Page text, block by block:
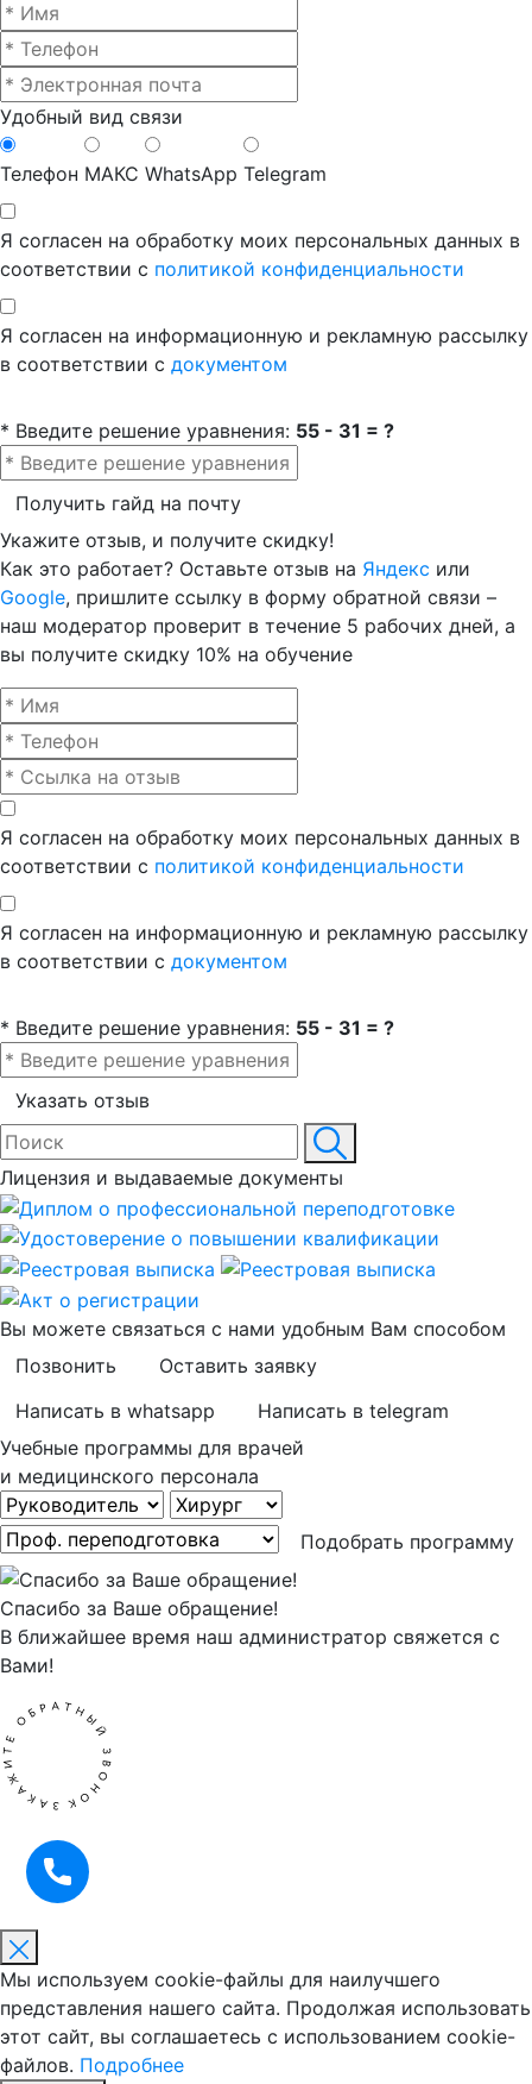
Удобный вид связи
Телефон МАКС WhatsApp Telegram
Я согласен на обработку моих персональных данных в
соответствии с политикой конфиденциальности
Я согласен на информационную и рекламную рассылку
в соответствии с документом
* Введите решение уравнения: 55 - 31 = ?
Получить гайд на почту
Укажите отзыв, и получите скидку!
Как это работает? Оставьте отзыв на Яндекс или
Google, пришлите ссылку в форму обратной связи –
наш модератор проверит в течение 5 рабочих дней, а
вы получите скидку 10% на обучение
Я согласен на обработку моих персональных данных в
соответствии с политикой конфиденциальности
Я согласен на информационную и рекламную рассылку
в соответствии с документом
* Введите решение уравнения: 55 - 31 = ?
Указать отзыв
Лицензия и выдаваемые документы
Вы можете связаться с нами удобным Вам способом
Позвонить
Оставить заявку
Написать в whatsapp
Написать в telegram
Учебные программы для врачей
и медицинского персонала
Подобрать программу
Спасибо за Ваше обращение!
В ближайшее время наш администратор свяжется с
Вами!
Мы используем cookie-файлы для наилучшего
представления нашего сайта. Продолжая использовать
этот сайт, вы соглашаетесь с использованием cookie-
файлов. Подробнее